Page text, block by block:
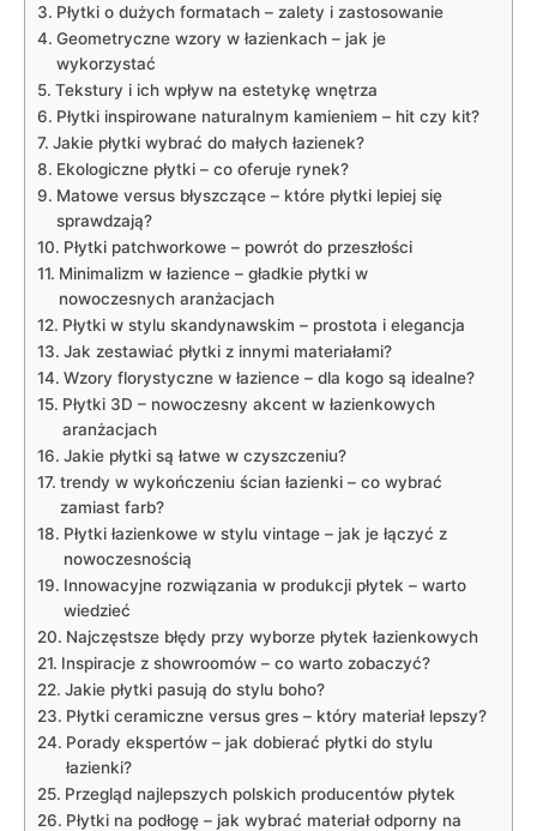
Płytki o dużych ⁢formatach – zalety i zastosowanie
Geometryczne wzory w łazienkach – jak je
wykorzystać
Tekstury i ⁤ich wpływ ​na estetykę wnętrza
Płytki inspirowane naturalnym kamieniem – hit czy kit?
Jakie płytki wybrać do małych łazienek?
Ekologiczne płytki – co oferuje rynek?
Matowe versus błyszczące – które płytki lepiej się
sprawdzają?
Płytki patchworkowe – powrót do przeszłości
Minimalizm ⁣w łazience – gładkie płytki w
nowoczesnych aranżacjach
Płytki w stylu skandynawskim –‌ prostota i ‍elegancja
Jak ‌zestawiać płytki ​z innymi materiałami?
Wzory​ florystyczne w łazience –⁤ dla⁣ kogo są idealne?
Płytki 3D ‌–⁣ nowoczesny akcent w łazienkowych
aranżacjach
Jakie płytki są łatwe w czyszczeniu?
trendy⁢ w wykończeniu ścian łazienki ⁣– ​co wybrać
zamiast farb?
Płytki łazienkowe w ⁤stylu vintage – jak je łączyć z
nowoczesnością
Innowacyjne rozwiązania w produkcji płytek – warto
⁣wiedzieć
Najczęstsze błędy przy‍ wyborze płytek‍ łazienkowych
Inspiracje z showroomów – co warto zobaczyć?
Jakie płytki pasują​ do stylu boho?
Płytki⁣ ceramiczne⁢ versus gres – który materiał lepszy?
Porady ekspertów – jak⁢ dobierać‍ płytki do stylu
łazienki?
Przegląd najlepszych polskich producentów płytek
Płytki na podłogę – jak wybrać materiał odporny‌ na